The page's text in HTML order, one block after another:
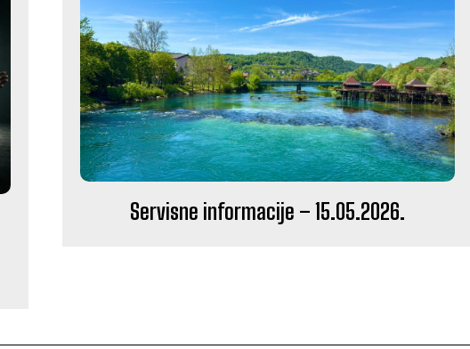
Servisne informacije – 15.05.2026.